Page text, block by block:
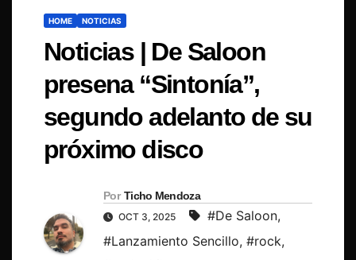
HOME NOTICIAS
Noticias | De Saloon
presena “Sintonía”,
segundo adelanto de su
próximo disco
Por Ticho Mendoza
OCT 3, 2025 #De Saloon,
#Lanzamiento Sencillo, #rock,